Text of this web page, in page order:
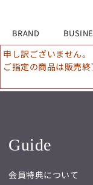
BRAND
申し訳ございません。
ご指定の商品は販売
Guide
会員特典について